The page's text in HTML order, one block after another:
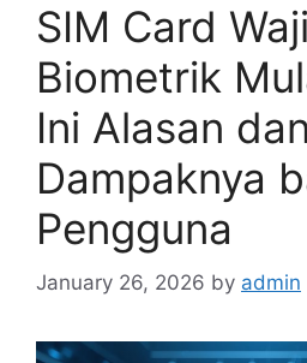
SIM Card
Biometrik
Ini Alasan dan
Dampaknya
Pengguna
January 26, 2026 by admin